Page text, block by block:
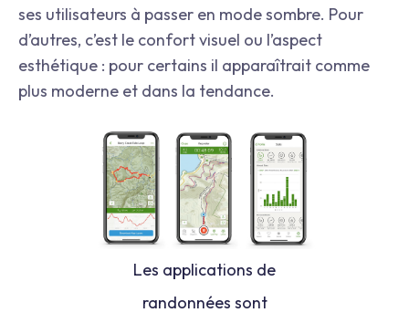
ses utilisateurs à passer en mode sombre. Pour
d’autres, c’est le confort visuel ou l’aspect
esthétique : pour certains il apparaîtrait comme
plus moderne et dans la tendance.
Les applications de
randonnées sont